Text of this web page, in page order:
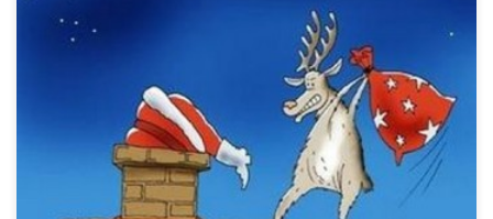
Cher Père Noël, Je m’appelle Jean-Robert, j’ai 49 ans et je suis
ramoneur de cheminée. Cette année j’ai énormément travaillé. J’ai
ramoné, au minimum, des milliards de cheminées! Ça m’a tellement
fatigué que je dormais au lieu de regarder Auto-Moto le dimanche
matin! J’imagine que tu comprends que ça ne peut plus durer… Alors,
pour Noël, j’ai décidé de te demander, une chose, une seule chose,
rien de plus! J’aimerais, s’il te plaît, que lorsque que tu passeras ton